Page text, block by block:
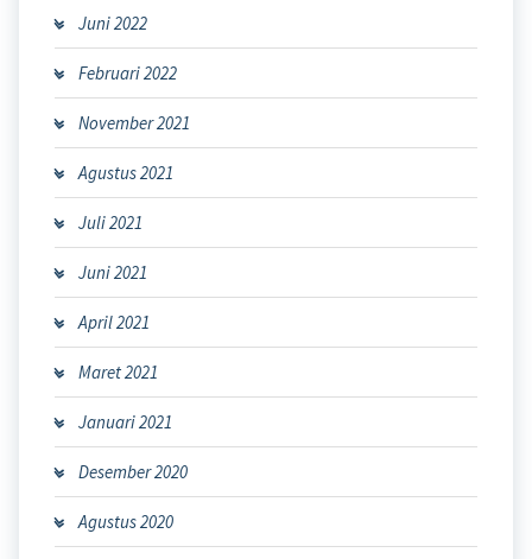
Juni 2022
Februari 2022
November 2021
Agustus 2021
Juli 2021
Juni 2021
April 2021
Maret 2021
Januari 2021
Desember 2020
Agustus 2020